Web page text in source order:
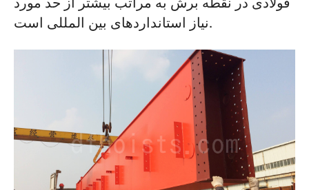
نیاز استانداردهای بین المللی است.